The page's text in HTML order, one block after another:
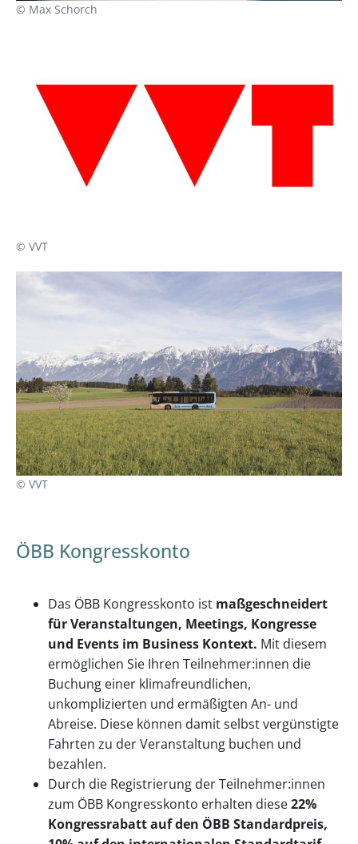
© Max Schorch
© VVT
© VVT
ÖBB Kongresskonto
Das ÖBB Kongresskonto ist maßgeschneidert
für Veranstaltungen, Meetings, Kongresse
und Events im Business Kontext. Mit diesem
ermöglichen Sie Ihren Teilnehmer:innen die
Buchung einer klimafreundlichen,
unkomplizierten und ermäßigten An- und
Abreise. Diese können damit selbst vergünstigte
Fahrten zu der Veranstaltung buchen und
bezahlen.
Durch die Registrierung der Teilnehmer:innen
zum ÖBB Kongresskonto erhalten diese22%
Kongressrabatt auf den ÖBB Standardpreis,